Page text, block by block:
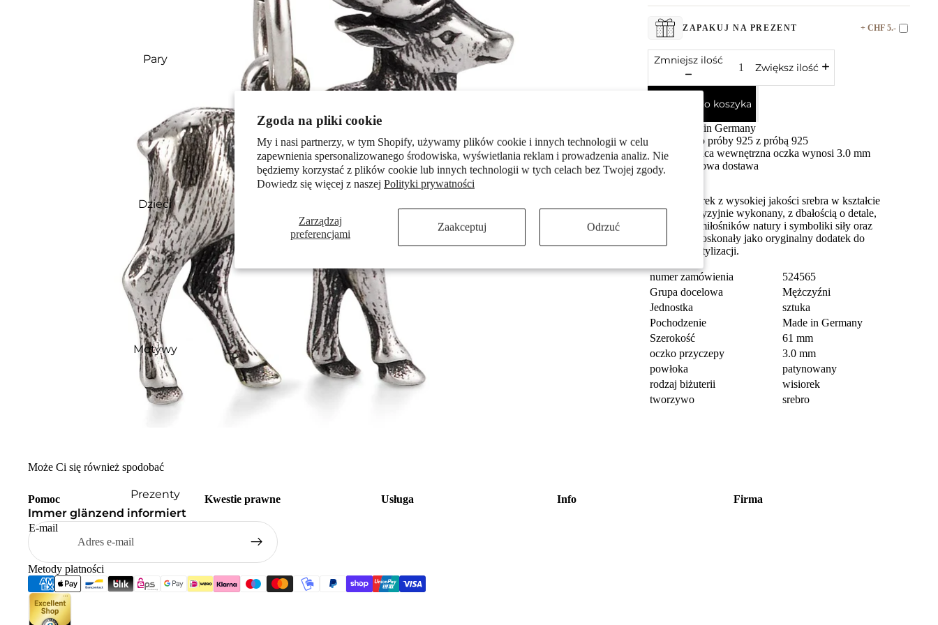
Zgoda na pliki cookie
My i nasi partnerzy, w tym Shopify, używamy plików cookie i innych technologii w celu
zapewnienia spersonalizowanego środowiska, wyświetlania reklam i prowadzenia analiz. Nie
będziemy korzystać z plików cookie lub innych technologii w tych celach bez Twojej zgody.
Dowiedz się więcej z naszej Polityki prywatności
Zarządzaj
preferencjami
Zaakceptuj Odrzuć
Pary
Dzieci
Motywy
Prezenty
ZAPAKUJ NA PREZENT + CHF 5.-
Zmniejsz ilość
Zwiększ ilość
Dodaj do koszyka
Made in Germany
Srebro próby 925 z próbą 925
Średnica wewnętrzna oczka wynosi 3.0 mm
Darmowa dostawa
Męski wisiorek z wysokiej jakości srebra w kształcie
jelenia. Precyzyjnie wykonany, z dbałością o detale,
idealny dla miłośników natury i symboliki siły oraz
wolności. Doskonały jako oryginalny dodatek do
codziennej stylizacji.
numer zamówienia
524565
Grupa docelowa
Mężczyźni
Jednostka
sztuka
Pochodzenie
Made in Germany
Szerokość
61 mm
oczko przyczepy
3.0 mm
powłoka
patynowany
rodzaj biżuterii
wisiorek
tworzywo
srebro
Może Ci się również spodobać
Pomoc Kwestie prawne Usługa Info Firma
Immer glänzend informiert
E-mail
Metody płatności